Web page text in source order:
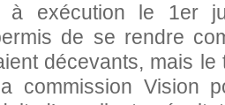
exécution le 1er
de se rendre
décevants, mais le
commission Vision